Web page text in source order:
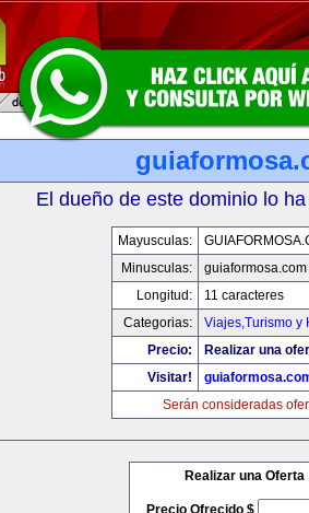
El dueño de este dominio lo
Mayusculas:
Minusculas:
guiaformosa.com
Longitud:
11 caracteres
Categorias:
Viajes,Turismo y
Precio:
Realizar una
Visitar!
Serán consideradas
Realizar una Oferta
Precio Ofrecido $